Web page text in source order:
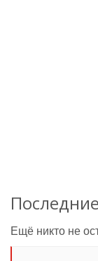
Ещё никто не